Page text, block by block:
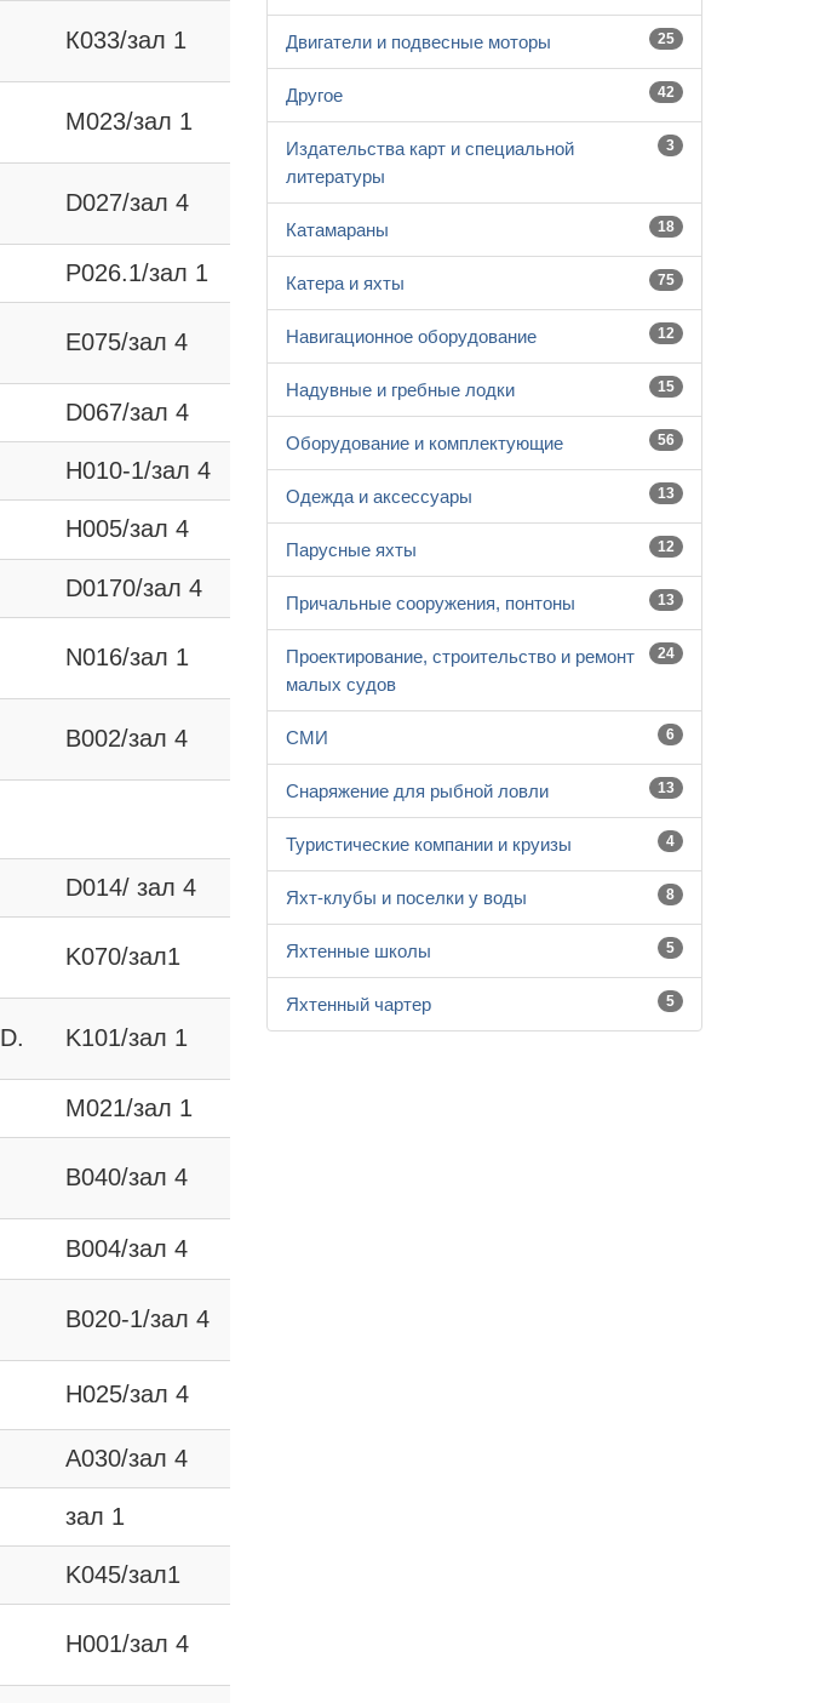
К033/зал 1
М023/зал 1
D027/зал 4
P026.1/зал 1
Е075/зал 4
D067/зал 4
H010-1/зал 4
H005/зал 4
D0170/зал 4
N016/зал 1
B002/зал 4
D014/ зал 4
K070/зал1
K101/зал 1
М021/зал 1
В040/зал 4
B004/зал 4
B020-1/зал 4
Н025/зал 4
А030/зал 4
зал 1
K045/зал1
Н001/зал 4
25
Двигатели и подвесные моторы
42
Другое
3
Издательства карт и специальной
литературы
18
Катамараны
75
Катера и яхты
12
Навигационное оборудование
15
Надувные и гребные лодки
56
Оборудование и комплектующие
13
Одежда и аксессуары
12
Парусные яхты
13
Причальные сооружения, понтоны
24
Проектирование, строительство и ремонт
малых судов
6
СМИ
13
Снаряжение для рыбной ловли
4
Туристические компании и круизы
8
Яхт-клубы и поселки у воды
5
Яхтенные школы
5
Яхтенный чартер